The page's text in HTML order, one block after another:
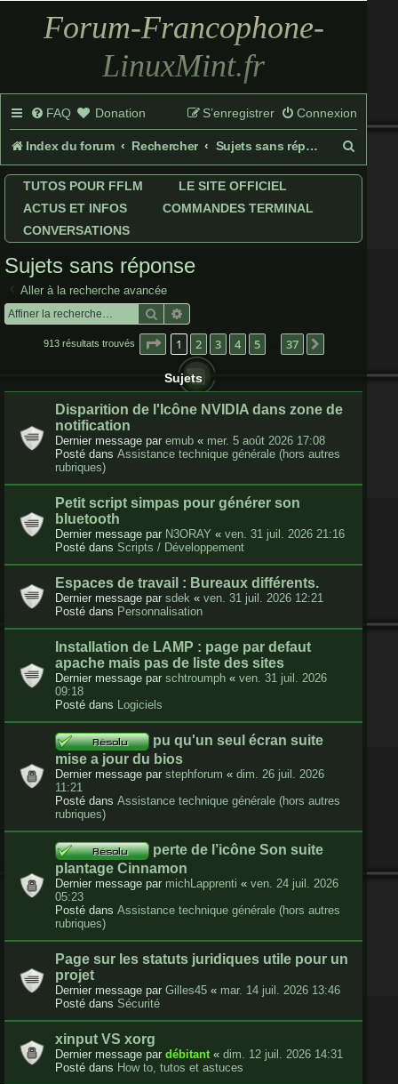
Forum-Francophone-
LinuxMint.fr
FAQ Donation Connexion
S’enregistrer
Index du forum Rechercher Sujets sans réponse
e
r
TUTOS POUR FFLM
LE SITE OFFICIEL
ACTUS ET INFOS
COMMANDES TERMINAL
CONVERSATIONS
Sujets sans réponse
Aller à la recherche avancée
Rechercher
913 résultats trouvés Page 1sur37
1 2 3 4 5 37
Sujets
Disparition de l'Icône NVIDIA dans zone de
notification
Dernier message par emub « mer. 5 août 2026 17:08
Posté dans Assistance technique générale (hors autres
rubriques)
Petit script simpas pour générer son
bluetooth
Dernier message par N3ORAY « ven. 31 juil. 2026 21:16
Posté dans Scripts / Développement
Espaces de travail : Bureaux différents.
Dernier message par sdek « ven. 31 juil. 2026 12:21
Posté dans Personnalisation
Installation de LAMP : page par defaut
apache mais pas de liste des sites
Dernier message par schtroumph « ven. 31 juil. 2026
09:18
Posté dans Logiciels
pu qu'un seul écran suite
mise a jour du bios
Dernier message par stephforum « dim. 26 juil. 2026
11:21
Posté dans Assistance technique générale (hors autres
rubriques)
perte de l’icône Son suite
plantage Cinnamon
Dernier message par michLapprenti « ven. 24 juil. 2026
05:23
Posté dans Assistance technique générale (hors autres
rubriques)
Page sur les statuts juridiques utile pour un
projet
Dernier message par Gilles45 « mar. 14 juil. 2026 13:46
Posté dans Sécurité
xinput VS xorg
Dernier message par débitant« dim. 12 juil. 2026 14:31
Posté dans How to, tutos et astuces